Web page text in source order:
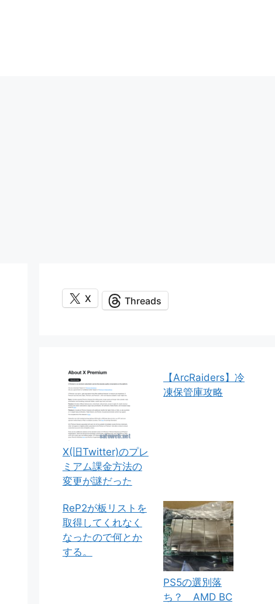
X Threads
X(旧Twitter)のプレ
ミアム課金方法の
変更が謎だった
【ArcRaiders】冷
凍保管庫攻略
ReP2が板リストを
取得してくれなく
なったので何とか
する。
PS5の選別落
ち？ AMD BC